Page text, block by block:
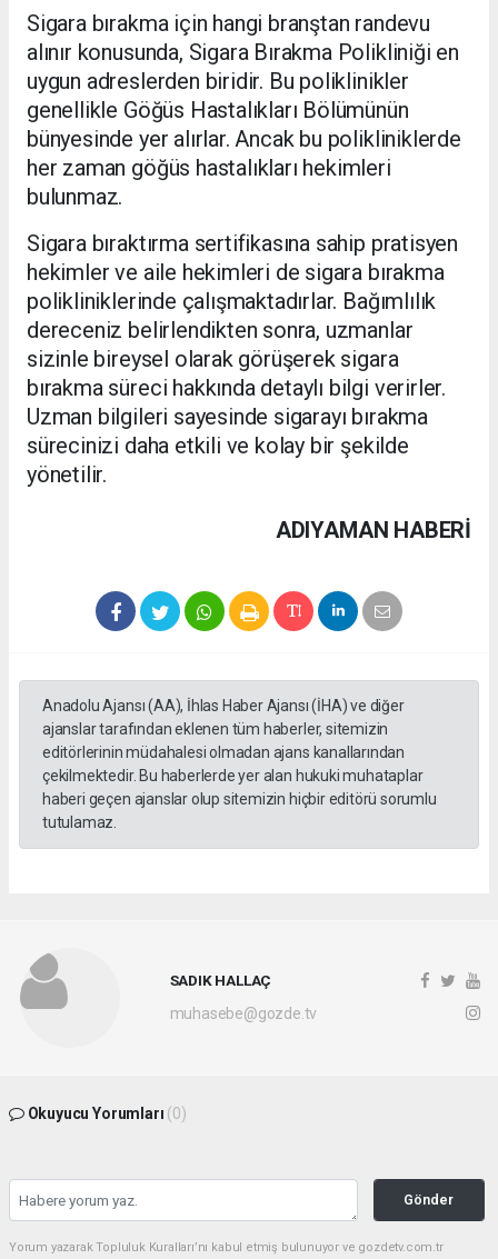
Sigara bırakma için hangi branştan randevu
alınır konusunda, Sigara Bırakma Polikliniği en
uygun adreslerden biridir. Bu poliklinikler
genellikle Göğüs Hastalıkları Bölümünün
bünyesinde yer alırlar. Ancak bu polikliniklerde
her zaman göğüs hastalıkları hekimleri
bulunmaz.
Sigara bıraktırma sertifikasına sahip pratisyen
hekimler ve aile hekimleri de sigara bırakma
polikliniklerinde çalışmaktadırlar. Bağımlılık
dereceniz belirlendikten sonra, uzmanlar
sizinle bireysel olarak görüşerek sigara
bırakma süreci hakkında detaylı bilgi verirler.
Uzman bilgileri sayesinde sigarayı bırakma
sürecinizi daha etkili ve kolay bir şekilde
yönetilir.
ADIYAMAN HABERİ
Anadolu Ajansı (AA), İhlas Haber Ajansı (İHA) ve diğer
ajanslar tarafından eklenen tüm haberler, sitemizin
editörlerinin müdahalesi olmadan ajans kanallarından
çekilmektedir. Bu haberlerde yer alan hukuki muhataplar
haberi geçen ajanslar olup sitemizin hiçbir editörü sorumlu
tutulamaz.
SADIK HALLAÇ
muhasebe@gozde.tv
Okuyucu Yorumları (0)
Gönder
Yorum yazarak Topluluk Kuralları’nı kabul etmiş bulunuyor ve gozdetv.com.tr